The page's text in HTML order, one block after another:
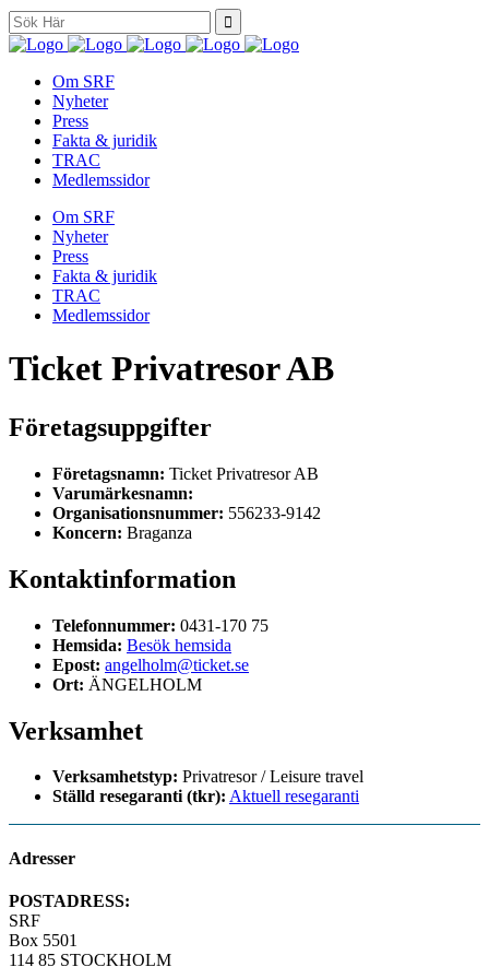
Search
for:
Om SRF
Nyheter
Press
Fakta & juridik
TRAC
Medlemssidor
Om SRF
Nyheter
Press
Fakta & juridik
TRAC
Medlemssidor
Ticket Privatresor AB
Företagsuppgifter
Företagsnamn: Ticket Privatresor AB
Varumärkesnamn:
Organisationsnummer: 556233-9142
Koncern: Braganza
Kontaktinformation
Telefonnummer: 0431-170 75
Hemsida: Besök hemsida
Epost: angelholm@ticket.se
Ort: ÄNGELHOLM
Verksamhet
Verksamhetstyp: Privatresor / Leisure travel
Ställd resegaranti (tkr): Aktuell resegaranti
Adresser
POSTADRESS:
SRF
Box 5501
114 85 STOCKHOLM